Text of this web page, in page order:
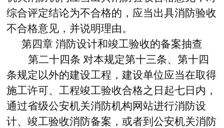
综合评定结论为不合格的，应当出具消防验收
不合格意见，并说明理由。
第四章 消防设计和竣工验收的备案抽查
第二十四条 对本规定第十三条、第十四
条规定以外的建设工程，建设单位应当在取得
施工许可、工程竣工验收合格之日起七日内，
通过省级公安机关消防机构网站进行消防设
计、竣工验收消防备案，或者到公安机关消防